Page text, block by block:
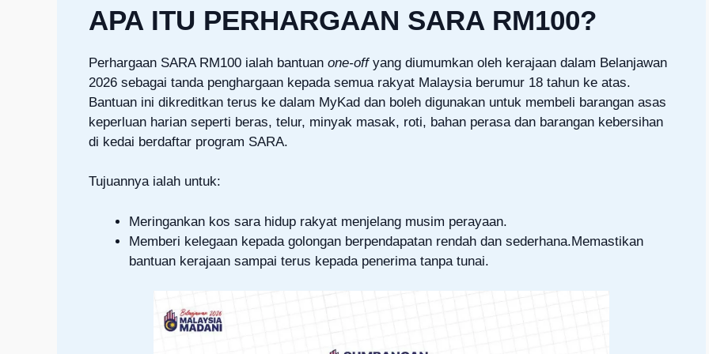
APA ITU PERHARGAAN SARA RM100?
Perhargaan SARA RM100 ialah bantuan one-off yang diumumkan oleh kerajaan dalam Belanjawan
2026 sebagai tanda penghargaan kepada semua rakyat Malaysia berumur 18 tahun ke atas.
Bantuan ini dikreditkan terus ke dalam MyKad dan boleh digunakan untuk membeli barangan asas
keperluan harian seperti beras, telur, minyak masak, roti, bahan perasa dan barangan kebersihan
di kedai berdaftar program SARA.
Tujuannya ialah untuk:
Meringankan kos sara hidup rakyat menjelang musim perayaan.
Memberi kelegaan kepada golongan berpendapatan rendah dan sederhana.Memastikan
bantuan kerajaan sampai terus kepada penerima tanpa tunai.